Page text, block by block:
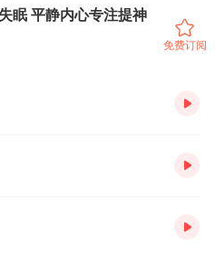
眠 平静内心专注提神
免费订阅